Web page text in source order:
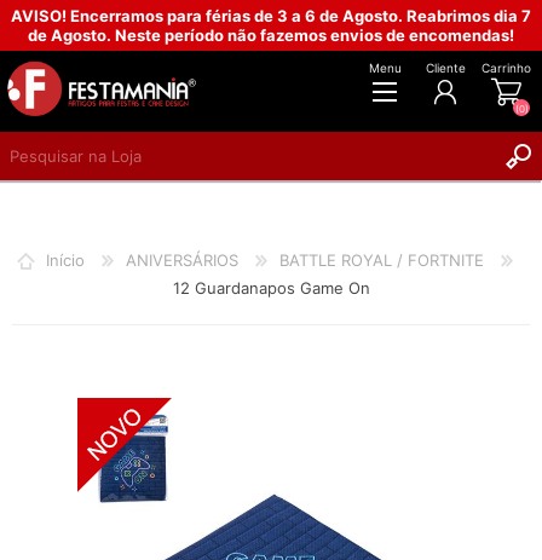
AVISO! Encerramos para férias de 3 a 6 de Agosto. Reabrimos dia 7
de Agosto. Neste período não fazemos envios de encomendas!
Menu Cliente Carrinho
(0)
Início ANIVERSÁRIOS
BATTLE ROYAL / FORTNITE
12 Guardanapos Game On